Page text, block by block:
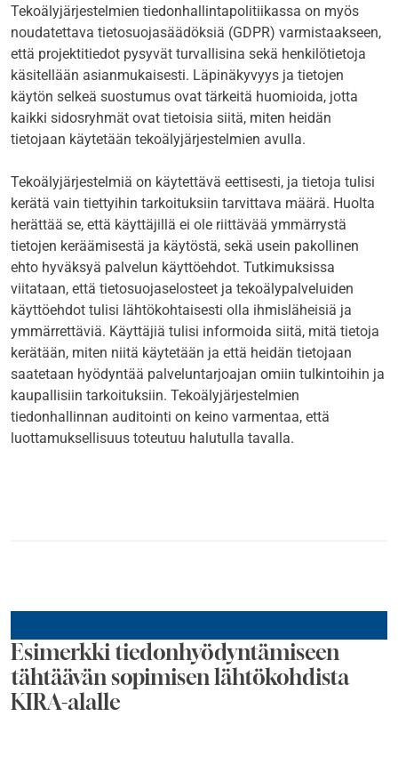
Tekoälyjärjestelmien tiedonhallintapolitiikassa on myös
noudatettava tietosuojasäädöksiä (GDPR) varmistaakseen,
että projektitiedot pysyvät turvallisina sekä henkilötietoja
käsitellään asianmukaisesti. Läpinäkyvyys ja tietojen
käytön selkeä suostumus ovat tärkeitä huomioida, jotta
kaikki sidosryhmät ovat tietoisia siitä, miten heidän
tietojaan käytetään tekoälyjärjestelmien avulla.
Tekoälyjärjestelmiä on käytettävä eettisesti, ja tietoja tulisi
kerätä vain tiettyihin tarkoituksiin tarvittava määrä. Huolta
herättää se, että käyttäjillä ei ole riittävää ymmärrystä
tietojen keräämisestä ja käytöstä, sekä usein pakollinen
ehto hyväksyä palvelun käyttöehdot. Tutkimuksissa
viitataan, että tietosuojaselosteet ja tekoälypalveluiden
käyttöehdot tulisi lähtökohtaisesti olla ihmisläheisiä ja
ymmärrettäviä. Käyttäjiä tulisi informoida siitä, mitä tietoja
kerätään, miten niitä käytetään ja että heidän tietojaan
saatetaan hyödyntää palveluntarjoajan omiin tulkintoihin ja
kaupallisiin tarkoituksiin. Tekoälyjärjestelmien
tiedonhallinnan auditointi on keino varmentaa, että
luottamuksellisuus toteutuu halutulla tavalla.
Esimerkki tiedonhyödyntämiseen
tähtäävän sopimisen lähtökohdista
KIRA-alalle